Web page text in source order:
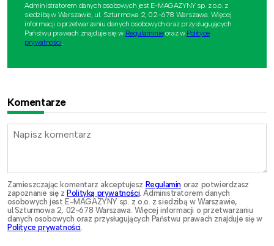
Administratorem danych osobowych jest E-MAGAZYNY sp. z o.o. z
siedzibą w Warszawie, ul. Szturmowa 2, 02-678 Warszawa. Więcej
informacji o przetwarzaniu danych osobowych oraz przysługujących
Państwu prawach znajduje się w Regulaminieoraz w Polityce
prywatności.
Komentarze
Zamieszczając komentarz akceptujesz Regulamin oraz potwierdzasz
zapoznanie się zPolityką prywatności . Administratorem danych
osobowych jest E-MAGAZYNY sp. z o.o. z siedzibą w Warszawie,
ul.Szturmowa 2, 02-678 Warszawa. Więcej informacji o przetwarzaniu
danych osobowych oraz przysługujących Państwu prawach znajduje się w
Polityce prywatności